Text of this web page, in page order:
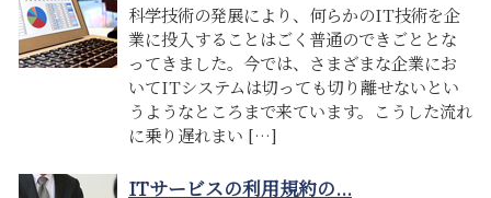
科学技術の発展により、何らかのIT技術を企
業に投入することはごく普通のできごととな
ってきました。今では、さまざまな企業にお
いてITシステムは切っても切り離せないとい
うようなところまで来ています。こうした流れ
に乗り遅れまい […]
ITサービスの利用規約の...